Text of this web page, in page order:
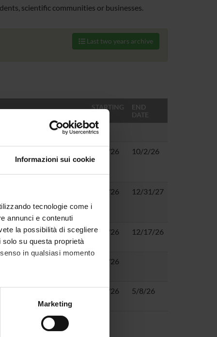
Informazioni sui cookie
tecnologie come i
annunci e contenuti
la possibilità di scegliere
su questa proprietà
in qualsiasi momento
metro,Marketing
scientific communities or businesses.
Last two years archive
STARTING
END
DATE
10/2/26 10/2/26
6/12/26 12/31/27
3/19/26 12/17/26
3/10/26
2/17/26 5/8/26